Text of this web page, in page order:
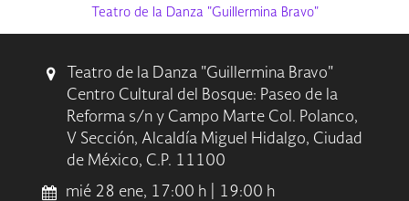
Teatro de la Danza "Guillermina Bravo"
Teatro de la Danza "Guillermina Bravo"
Centro Cultural del Bosque: Paseo de la
Reforma s/n y Campo Marte Col. Polanco,
V Sección, Alcaldía Miguel Hidalgo, Ciudad
de México, C.P. 11100
mié 28 ene, 17:00 h | 19:00 h